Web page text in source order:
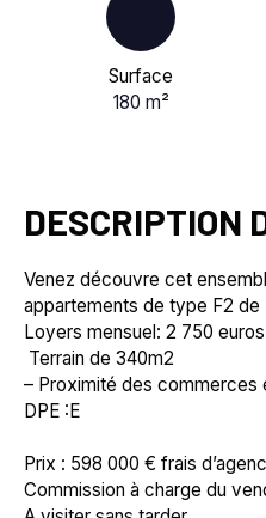
Surface
180 m²
DESCRIPTION
Venez découvre cet
appartements de type F2 de
Loyers mensuel: 2 750 euros
Terrain de 340m2
– Proximité des commerces
DPE :E
Prix : 598 000 € frais
Commission à charge du